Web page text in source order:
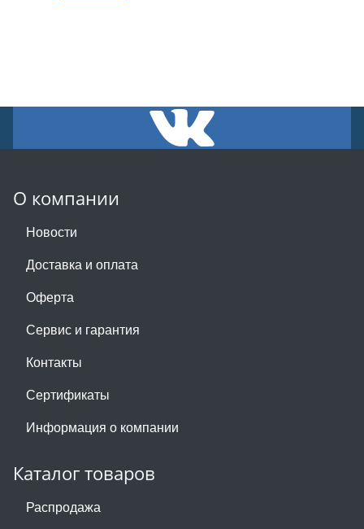
О компании
Новости
Доставка и оплата
Оферта
Сервис и гарантия
Контакты
Сертификаты
Информация о компании
Каталог товаров
Распродажа